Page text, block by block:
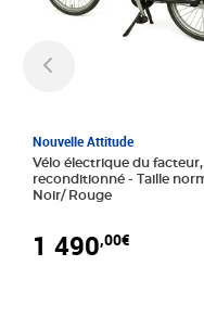
Nouvelle Attitude
Vélo électrique du facteur,
reconditionné - Taille normale -
Noir/ Rouge
1 490,00€